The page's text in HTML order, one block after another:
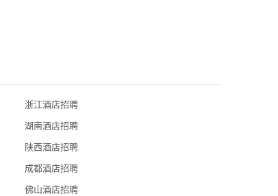
浙江酒店招聘
湖南酒店招聘
陕西酒店招聘
成都酒店招聘
佛山酒店招聘